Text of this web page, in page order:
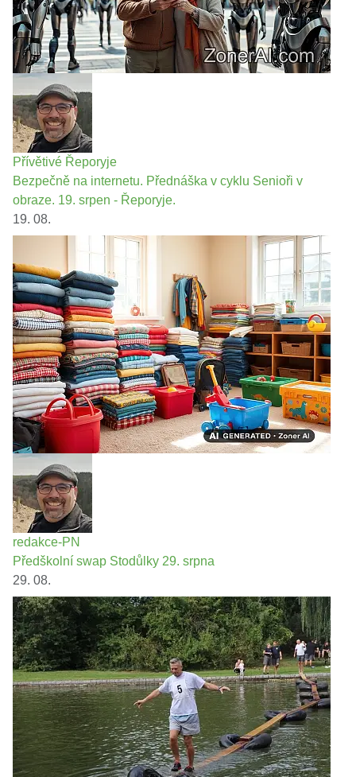
Přívětivé Řeporyje
Bezpečně na internetu. Přednáška v cyklu Senioři v
obraze. 19. srpen - Řeporyje.
19. 08.
redakce-PN
Předškolní swap Stodůlky 29. srpna
29. 08.